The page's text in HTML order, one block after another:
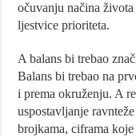
očuvanju načina
ljestvice prioriteta.
A balans bi trebao
Balans bi trebao na
i prema okruženju. A
uspostavljanje
brojkama, ciframa